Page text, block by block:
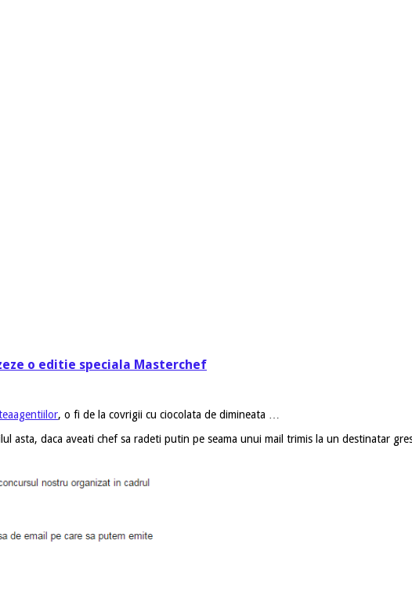
o editie speciala Masterchef
, o fi de la covrigii cu ciocolata de dimineata …
asta, daca aveati chef sa radeti putin pe seama unui mail trimis la un destinatar